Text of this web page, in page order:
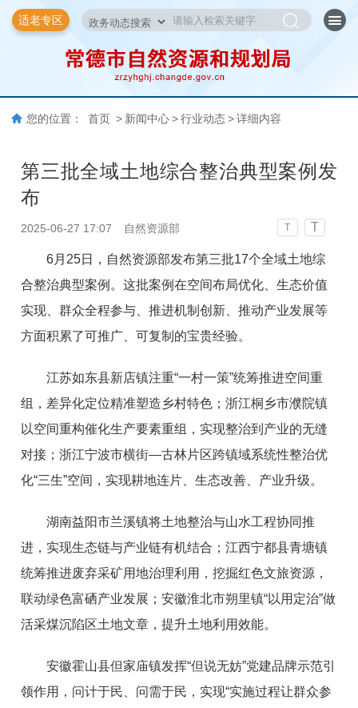
适老专区
您的位置： 首页 > 新闻中心 > 行业动态 > 详细内容
第三批全域土地综合整治典型案例发
布
2025-06-27 17:07 自然资源部 T T
6月25日，自然资源部发布第三批17个全域土地综
合整治典型案例。这批案例在空间布局优化、生态价值
实现、群众全程参与、推进机制创新、推动产业发展等
方面积累了可推广、可复制的宝贵经验。
江苏如东县新店镇注重“一村一策”统筹推进空间重
组，差异化定位精准塑造乡村特色；浙江桐乡市濮院镇
以空间重构催化生产要素重组，实现整治到产业的无缝
对接；浙江宁波市横街—古林片区跨镇域系统性整治优
化“三生”空间，实现耕地连片、生态改善、产业升级。
湖南益阳市兰溪镇将土地整治与山水工程协同推
进，实现生态链与产业链有机结合；江西宁都县青塘镇
统筹推进废弃采矿用地治理利用，挖掘红色文旅资源，
联动绿色富硒产业发展；安徽淮北市朔里镇“以用定治”做
活采煤沉陷区土地文章，提升土地利用效能。
安徽霍山县但家庙镇发挥“但说无妨”党建品牌示范引
领作用，问计于民、问需于民，实现“实施过程让群众参